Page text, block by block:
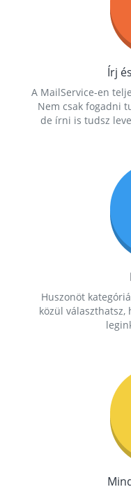
Írj
A MailService-en
Nem csak fogadni
de írni is tudsz
Huszonöt
közül választhatsz,